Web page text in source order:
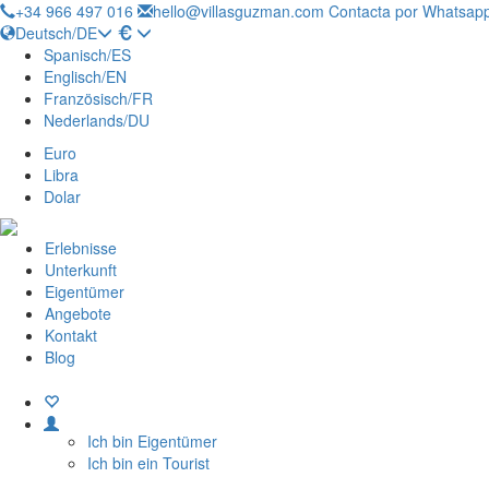
+34 966 497 016 hello@villasguzman.com Contacta por
Deutsch/DE
Spanisch/ES
Englisch/EN
Französisch/FR
Nederlands/DU
Euro
Libra
Dolar
Erlebnisse
Unterkunft
Eigentümer
Angebote
Kontakt
Blog
Ich bin Eigentümer
Ich bin ein Tourist